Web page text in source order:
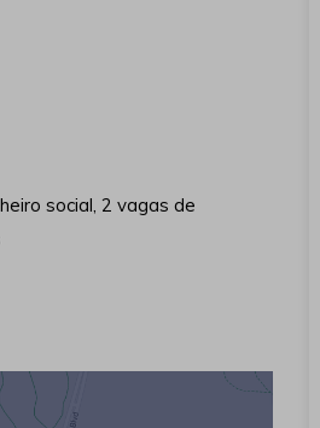
social, 2 vagas de